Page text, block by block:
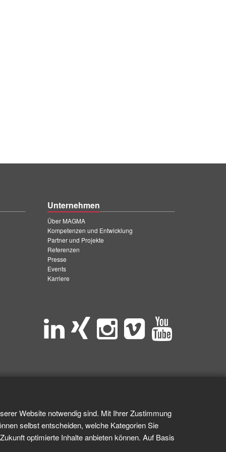
Unternehmen
Über MAGMA
Kompetenzen und Entwicklung
Partner und Projekte
Referenzen
Presse
Events
Karriere
Website notwendig sind. Mit Ihrer Zustimmung
selbst entscheiden, welche Kategorien Sie
optimierte Inhalte anbieten können. Auf Basis